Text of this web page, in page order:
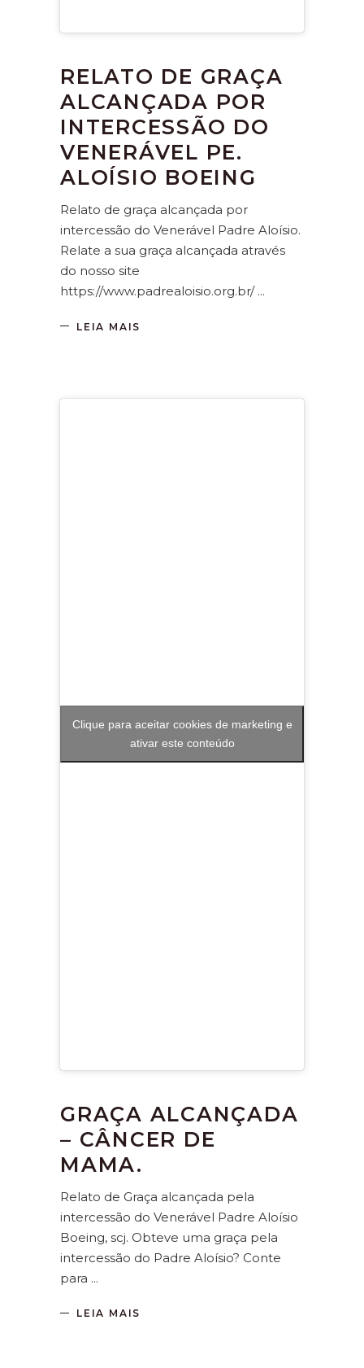
RELATO DE GRAÇA
ALCANÇADA POR
INTERCESSÃO DO
VENERÁVEL PE.
ALOÍSIO BOEING
Relato de graça alcançada por
intercessão do Venerável Padre Aloísio.
Relate a sua graça alcançada através
do nosso site
https://www.padrealoisio.org.br/
LEIA MAIS
Clique para aceitar cookies de marketing e
ativar este conteúdo
GRAÇA ALCANÇADA
– CÂNCER DE
MAMA.
Relato de Graça alcançada pela
intercessão do Venerável Padre Aloísio
Boeing, scj. Obteve uma graça pela
intercessão do Padre Aloísio? Conte
para
LEIA MAIS